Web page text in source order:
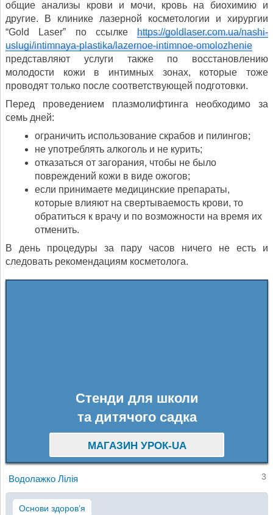
общие анализы крови и мочи, кровь на биохимию и
другие. В клинике лазерной косметологии и хирургии
“Gold Laser” по ссылке https://goldlaser.com.ua/nashi-
uslugi/intimnaya-plastika/lazernoe-intimnoe-omolozhenie
представляют услуги также по восстановлению
молодости кожи в интимных зонах, которые тоже
проводят только после соответствующей подготовки.
Перед проведением плазмолифтинга необходимо за
семь дней:
ограничить использование скрабов и пилингов;
не употреблять алкоголь и не курить;
отказаться от загорания, чтобы не было
повреждений кожи в виде ожогов;
если принимаете медицинские препараты,
которые влияют на свертываемость крови, то
обратиться к врачу и по возможности на время их
отменить.
В день процедуры за пару часов ничего не есть и
следовать рекомендациям косметолога.
Стенди для школи
та дитячого садка
МАГАЗИН УРОК-UA
Водолажко Лілія 3
Основи здоров’я